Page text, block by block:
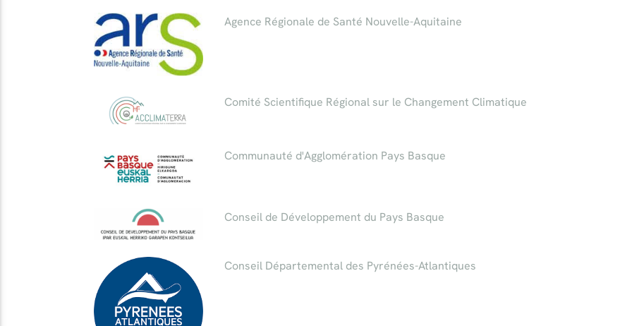
Agence Régionale de Santé Nouvelle-Aquitaine
Comité Scientifique Régional sur le Changement Climatique
Communauté d'Agglomération Pays Basque
Conseil de Développement du Pays Basque
Conseil Départemental des Pyrénées-Atlantiques